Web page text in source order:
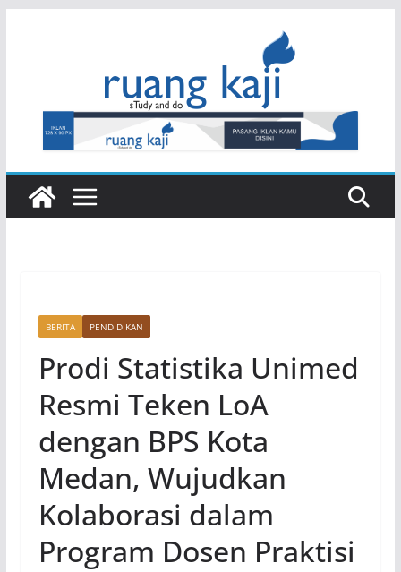
BERITA PENDIDIKAN
Prodi Statistika Unimed
Resmi Teken LoA
dengan BPS Kota
Medan, Wujudkan
Kolaborasi dalam
Program Dosen Praktisi